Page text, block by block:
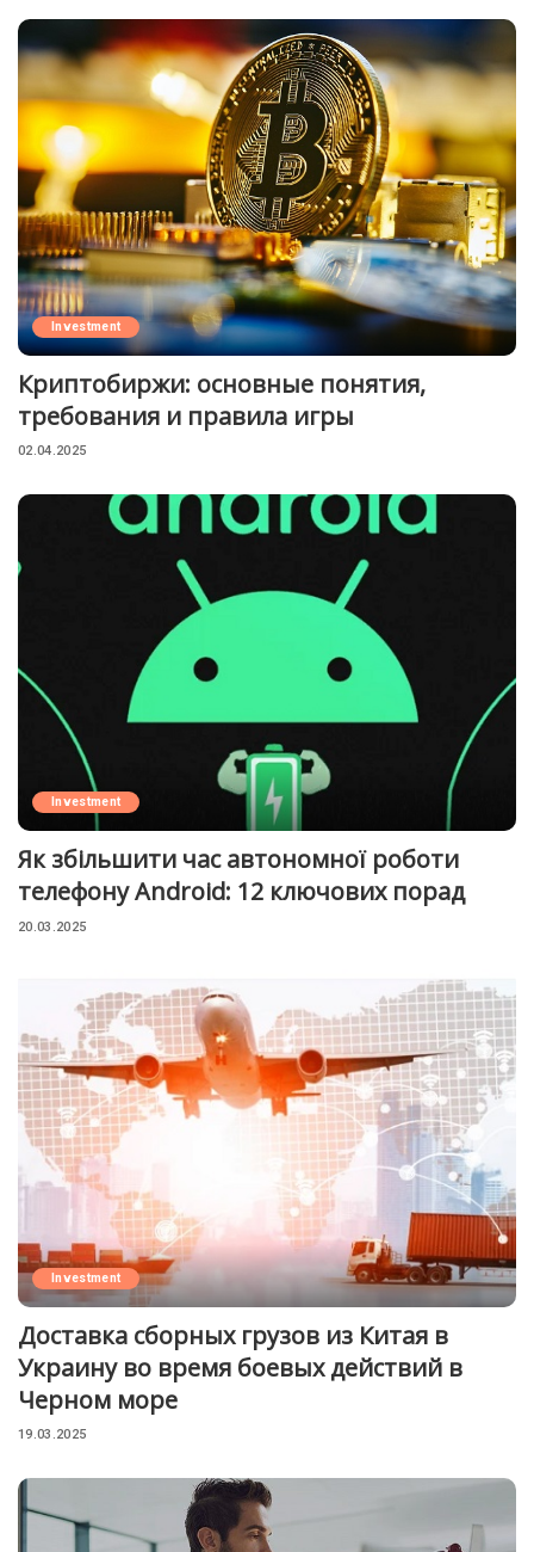
Investment
Криптобиржи: основные понятия,
требования и правила игры
02.04.2025
Investment
Як збільшити час автономної роботи
телефону Android: 12 ключових порад
20.03.2025
Investment
Доставка сборных грузов из Китая в
Украину во время боевых действий в
Черном море
19.03.2025